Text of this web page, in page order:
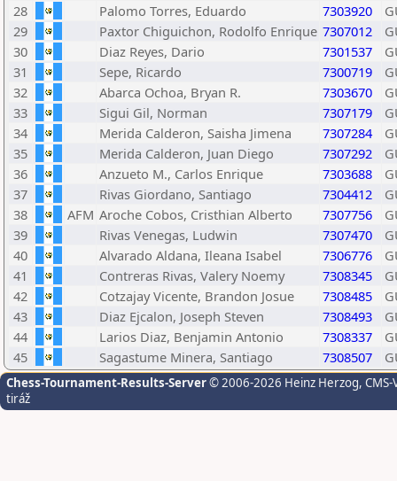
28
Palomo Torres, Eduardo 7303920
29
Paxtor Chiguichon, Rodolfo Enrique 7307012
30
Diaz Reyes, Dario 7301537
31
Sepe, Ricardo 7300719
32
Abarca Ochoa, Bryan R. 7303670
33
Sigui Gil, Norman 7307179
34
Merida Calderon, Saisha Jimena 7307284
35
Merida Calderon, Juan Diego 7307292
36
Anzueto M., Carlos Enrique 7303688
37
Rivas Giordano, Santiago 7304412
38
AFM Aroche Cobos, Cristhian Alberto 7307756
39
Rivas Venegas, Ludwin 7307470
40
Alvarado Aldana, Ileana Isabel 7306776
41
Contreras Rivas, Valery Noemy 7308345
42
Cotzajay Vicente, Brandon Josue 7308485
43
Diaz Ejcalon, Joseph Steven 7308493
44
Larios Diaz, Benjamin Antonio 7308337
45
Sagastume Minera, Santiago 7308507
Chess-Tournament-Results-Server© 2006-2026 Heinz Herzog,
tiráž